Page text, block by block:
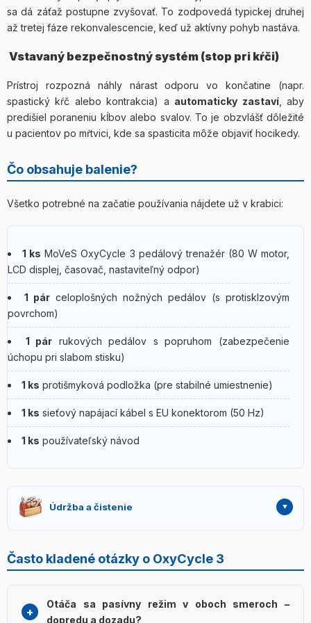
sa dá záťaž postupne zvyšovať. To zodpovedá typickej druhej
až tretej fáze rekonvalescencie, keď už aktívny pohyb nastáva.
️ Vstavaný bezpečnostný systém (stop pri kŕči)
Prístroj rozpozná náhly nárast odporu vo končatine (napr.
spastický kŕč alebo kontrakcia) a automaticky zastaví, aby
predišiel poraneniu kĺbov alebo svalov. To je obzvlášť dôležité
u pacientov po mŕtvici, kde sa spasticita môže objaviť hocikedy.
Čo obsahuje balenie?
Všetko potrebné na začatie používania nájdete už v krabici:
1 ks MoVeS OxyCycle 3 pedálový trenažér (80 W motor,
LCD displej, časovač, nastaviteľný odpor)
1 pár celoplošných nožných pedálov (s protisklzovým
povrchom)
1 pár rukových pedálov s popruhom (zabezpečenie
úchopu pri slabom stisku)
1 ks protišmyková podložka (pre stabilné umiestnenie)
1 ks sieťový napájací kábel s EU konektorom (50 Hz)
1 ks používateľský návod
Údržba a čistenie
handričkou. Pedále môžete očistiť mierne mydlovou
vodou, na dezinfekciu použite 70% alkoholové utierky –
iba na povrchy, nie na konektory! Protišmykovú podložku
občas vyperte vo vlažnej vode. Kryt motora
nikdy
neotvárajte a nepolievajte vodou
Často kladené otázky o OxyCycle 3
Otáča sa pasívny režim v oboch smeroch –
dopredu a dozadu?